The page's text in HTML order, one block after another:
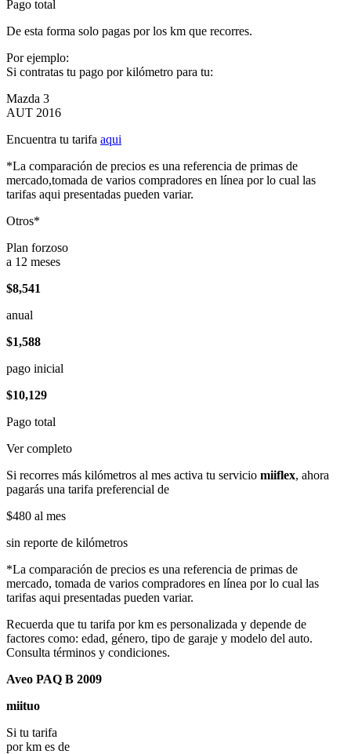
Pago total
De esta forma solo pagas por los km que recorres.
Por ejemplo:
Si contratas tu pago por kilómetro para tu:
Mazda 3
AUT 2016
Encuentra tu tarifa aqui
*La comparación de precios es una referencia de primas de
mercado,tomada de varios compradores en línea por lo cual las
tarifas aqui presentadas pueden variar.
Otros*
Plan forzoso
a 12 meses
$8,541
anual
$1,588
pago inicial
$10,129
Pago total
Ver completo
Si recorres más kilómetros al mes activa tu servicio miiflex, ahora
pagarás una tarifa preferencial de
$480 al mes
sin reporte de kilómetros
*La comparación de precios es una referencia de primas de
mercado, tomada de varios compradores en línea por lo cual las
tarifas aqui presentadas pueden variar.
Recuerda que tu tarifa por km es personalizada y depende de
factores como: edad, género, tipo de garaje y modelo del auto.
Consulta términos y condiciones.
Aveo PAQ B 2009
miituo
Si tu tarifa
por km es de